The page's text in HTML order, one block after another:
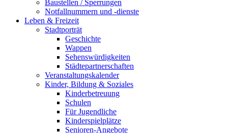
Baustellen / Sperrungen
Notfallnummern und -dienste
Leben & Freizeit
Stadtporträt
Geschichte
Wappen
Sehenswürdigkeiten
Städtepartnerschaften
Veranstaltungskalender
Kinder, Bildung & Soziales
Kinderbetreuung
Schulen
Für Jugendliche
Kinderspielplätze
Senioren-Angebote